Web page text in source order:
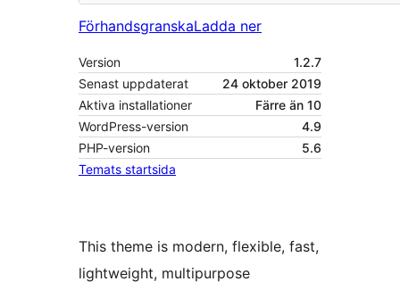
FörhandsgranskaLadda ner
Version
1.2.7
Senast uppdaterat
24 oktober 2019
Aktiva installationer
Färre än 10
WordPress-version
4.9
PHP-version
5.6
Temats startsida
This theme is modern, flexible, fast,
lightweight, multipurpose